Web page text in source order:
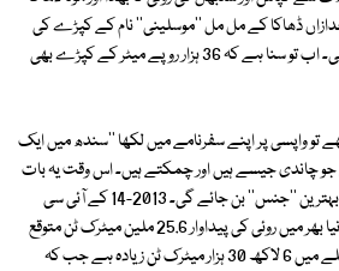
ڈھاکا کے مل مل ''موسلینی'' نام کے کپڑے کی
دھاک ساری دنیا پر بیٹھ گئی تھی۔ اب تو سنا ہے کہ 36 ہزار روپے میٹر کے کپڑے بھی
تو واپسی پر اپنے سفرنامے میں لکھا ''سندھ میں ایک
چاندی جیسے ہیں اور چمکتے ہیں۔ اس وقت یہ بات
کسی کو کیا معلوم کہ یہ دنیا کی بہترین ''جنس'' بن جائے گی۔ 2013-14 کے آئی سی
اے سی کی رپورٹ کے مطابق دنیا بھر میں روئی کی پیداوار 25.6 ملین میٹرک ٹن متوقع
ہے، جو پہلے تخمینوں کے مقابلے میں 6 لاکھ 30 ہزار میٹرک ٹن زیادہ ہے جب کہ